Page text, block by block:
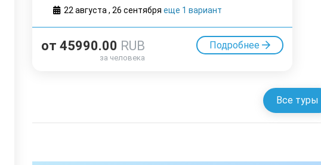
22 августа , 26 cентября еще 1 вариант
от 45990.00 RUB
за человека
Подробнее
Все туры